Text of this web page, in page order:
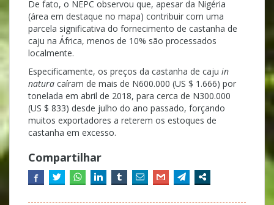
De fato, o NEPC observou que, apesar da Nigéria
(área em destaque no mapa) contribuir com uma
parcela significativa do fornecimento de castanha de
caju na África, menos de 10% são processados
localmente.
Especificamente, os preços da castanha de caju in
natura caíram de mais de N600.000 (US $ 1.666) por
tonelada em abril de 2018, para cerca de N300.000
(US $ 833) desde julho do ano passado, forçando
muitos exportadores a reterem os estoques de
castanha em excesso.
Compartilhar